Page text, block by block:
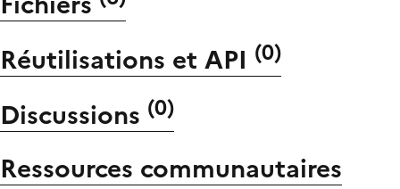
Réutilisations et API (0)
Discussions (0)
Ressources communautaires